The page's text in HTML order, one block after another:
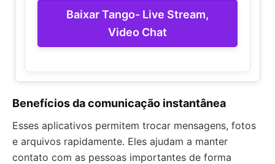
Baixar Tango- Live Stream,
Video Chat
Benefícios da comunicação instantânea
Esses aplicativos permitem trocar mensagens, fotos
e arquivos rapidamente. Eles ajudam a manter
contato com as pessoas importantes de forma